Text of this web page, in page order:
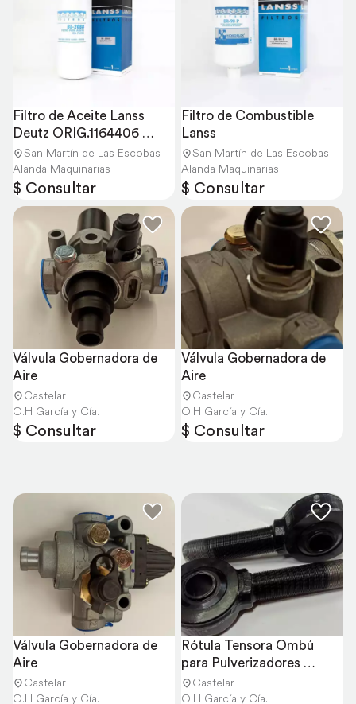
Filtro de Aceite Lanss
Deutz ORIG.1164406
4305722
San Martín de Las Escobas
Alanda Maquinarias
$ Consultar
Filtro de Combustible
Lanss
San Martín de Las Escobas
Alanda Maquinarias
$ Consultar
Válvula Gobernadora de
Aire
Castelar
O.H García y Cía.
$ Consultar
Válvula Gobernadora de
Aire
Castelar
O.H García y Cía.
$ Consultar
Válvula Gobernadora de
Aire
Castelar
O.H García y Cía.
Rótula Tensora Ombú
para Pulverizadores
Autopropulsados
Castelar
O.H García y Cía.